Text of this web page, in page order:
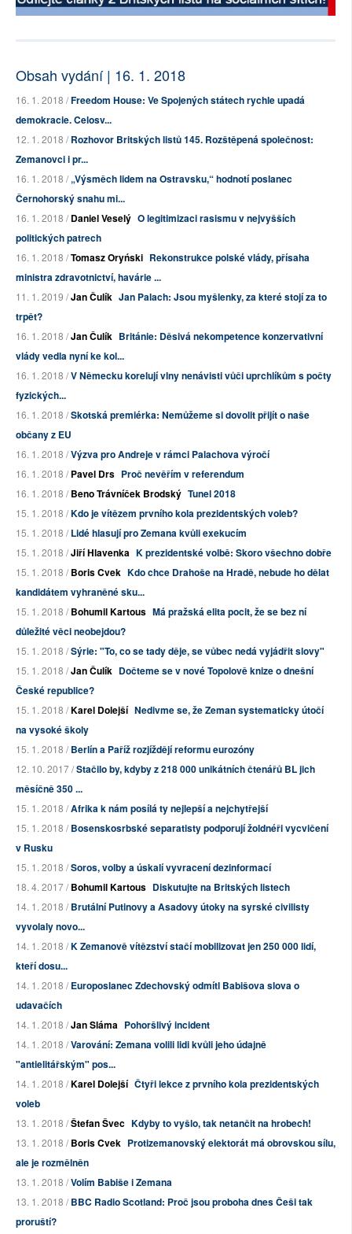
Obsah vydání | 16. 1. 2018
16. 1. 2018 /Freedom House: Ve Spojených státech rychle upadá
demokracie. Celosv...
12. 1. 2018 /Rozhovor Britských listů 145. Rozštěpená společnost:
Zemanovci i pr...
16. 1. 2018 /„Výsměch lidem na Ostravsku,“ hodnotí poslanec
Černohorský snahu mi...
16. 1. 2018 /Daniel Veselý O legitimizaci rasismu v nejvyšších
politických patrech
16. 1. 2018 /Tomasz Oryński Rekonstrukce polské vlády, přísaha
ministra zdravotnictví, havárie ...
11. 1. 2019 /Jan Čulík Jan Palach: Jsou myšlenky, za které stojí za to
trpět?
16. 1. 2018 /Jan Čulík Británie: Děsivá nekompetence konzervativní
vlády vedla nyní ke kol...
16. 1. 2018 /V Německu korelují vlny nenávisti vůči uprchlíkům s počty
fyzických...
16. 1. 2018 /Skotská premiérka: Nemůžeme si dovolit přijít o naše
občany z EU
16. 1. 2018 /Výzva pro Andreje v rámci Palachova výročí
16. 1. 2018 /Pavel Drs Proč nevěřím v referendum
16. 1. 2018 /Beno Trávníček Brodský Tunel 2018
15. 1. 2018 /Kdo je vítězem prvního kola prezidentských voleb?
15. 1. 2018 /Lidé hlasují pro Zemana kvůli exekucím
15. 1. 2018 /Jiří Hlavenka K prezidentské volbě: Skoro všechno dobře
15. 1. 2018 /Boris Cvek Kdo chce Drahoše na Hradě, nebude ho dělat
kandidátem vyhraněné sku...
15. 1. 2018 /Bohumil Kartous Má pražská elita pocit, že se bez ní
důležité věci neobejdou?
15. 1. 2018 /Sýrie: "To, co se tady děje, se vůbec nedá vyjádřit slovy"
15. 1. 2018 /Jan Čulík Dočteme se v nové Topolově knize o dnešní
České republice?
15. 1. 2018 /Karel Dolejší Nedivme se, že Zeman systematicky útočí
na vysoké školy
15. 1. 2018 /Berlín a Paříž rozjíždějí reformu eurozóny
12. 10. 2017 /Stačilo by, kdyby z 218 000 unikátních čtenářů BL jich
měsíčně 350 ...
15. 1. 2018 /Afrika k nám posílá ty nejlepší a nejchytřejší
15. 1. 2018 /Bosenskosrbské separatisty podporují žoldnéři vycvičení
v Rusku
15. 1. 2018 /Soros, volby a úskalí vyvracení dezinformací
18. 4. 2017 /Bohumil Kartous Diskutujte na Britských listech
14. 1. 2018 /Brutální Putinovy a Asadovy útoky na syrské civilisty
vyvolaly novo...
14. 1. 2018 /K Zemanově vítězství stačí mobilizovat jen 250 000 lidí,
kteří dosu...
14. 1. 2018 /Europoslanec Zdechovský odmítl Babišova slova o
udavačích
14. 1. 2018 /Jan Sláma Pohoršlivý incident
14. 1. 2018 /Varování: Zemana volili lidi kvůli jeho údajně
"antielitářským" pos...
14. 1. 2018 /Karel Dolejší Čtyři lekce z prvního kola prezidentských
voleb
13. 1. 2018 /Štefan Švec Kdyby to vyšlo, tak netančit na hrobech!
13. 1. 2018 /Boris Cvek Protizemanovský elektorát má obrovskou sílu,
ale je rozmělněn
13. 1. 2018 /Volím Babiše i Zemana
13. 1. 2018 /BBC Radio Scotland: Proč jsou proboha dnes Češi tak
proruští?